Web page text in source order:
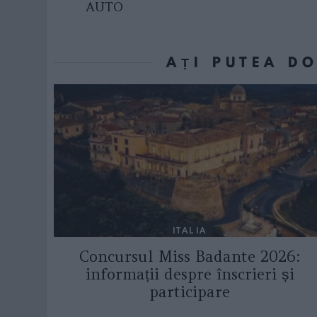
AUTO
AȚI PUTEA
ITALIA
Concursul Miss Badante 2026:
informații despre înscrieri și
participare